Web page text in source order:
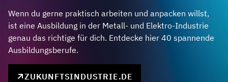
Wenn du gerne praktisch arbeiten und anpacken willst,
ist eine Ausbildung in der Metall- und Elektro-Industrie
genau das richtige für dich. Entdecke hier 40 spannende
Ausbildungsberufe.
ZUKUNFTSINDUSTRIE.DE